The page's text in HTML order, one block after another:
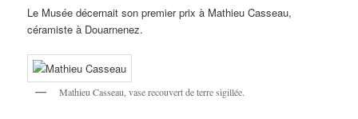
Le Musée décernait son premier prix à Mathieu Casseau,
céramiste à Douarnenez.
Mathieu Casseau, vase recouvert de terre sigillée.